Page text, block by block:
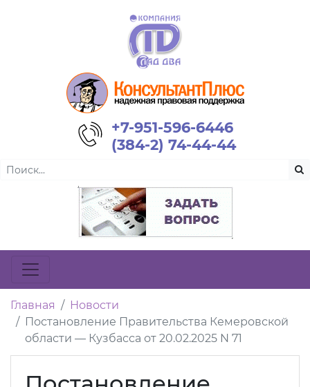
+7-951-596-6446
(384-2) 74-44-44
Главная
Новости
Постановление Правительства Кемеровской
области — Кузбасса от 20.02.2025 N 71